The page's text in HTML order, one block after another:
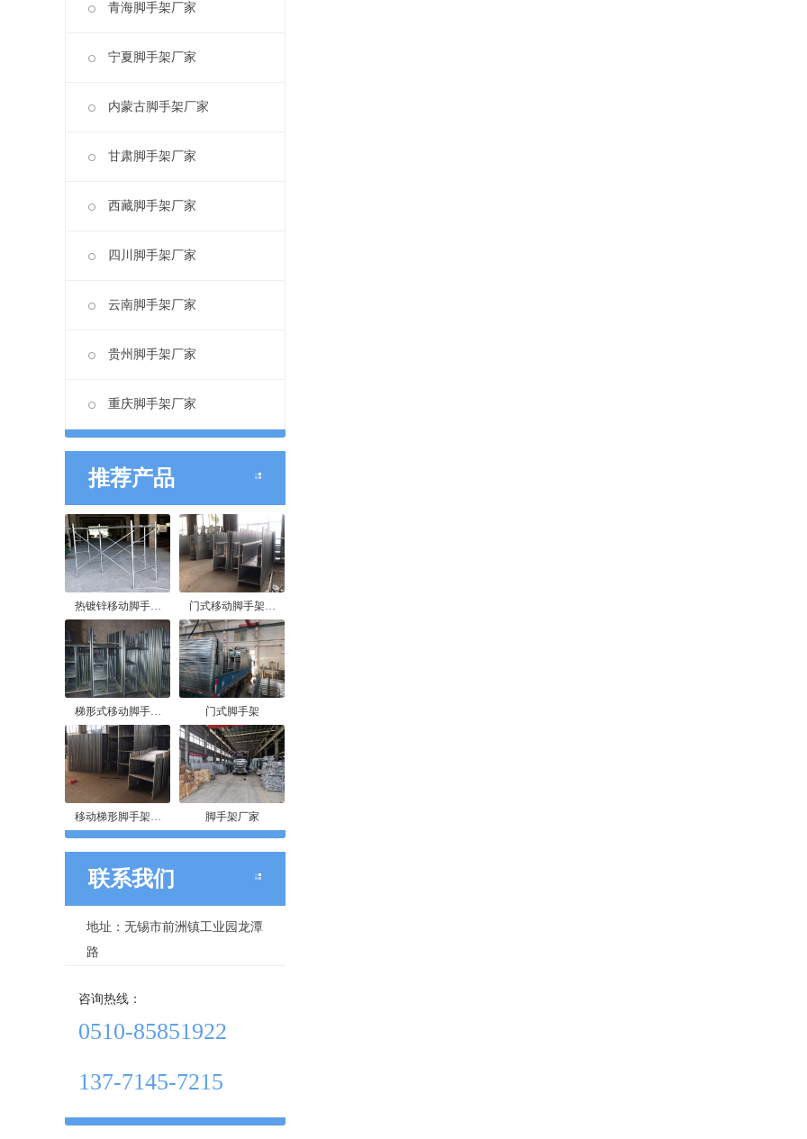
青海脚手架厂家
宁夏脚手架厂家
内蒙古脚手架厂家
甘肃脚手架厂家
西藏脚手架厂家
四川脚手架厂家
云南脚手架厂家
贵州脚手架厂家
重庆脚手架厂家
推荐产品
热镀锌移动脚手… 门式移动脚手架…
梯形式移动脚手… 门式脚手架
移动梯形脚手架… 脚手架厂家
联系我们
地址：无锡市前洲镇工业园龙潭
路
咨询热线：
0510-85851922
137-7145-7215